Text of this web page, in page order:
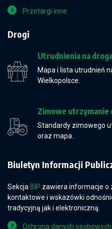
Przetargi inne
Drogi
Utrudnienia na
Mapa i lista utrudnień
Wielkopolsce.
Zimowe utrzymanie
Standardy zimowego
oraz mapa.
Biuletyn Informacji
Sekcja BIP zawiera informacje o
kontaktowe i wskazówki
tradycyjną jak i elektroniczną.
Ochrona danych osobowych